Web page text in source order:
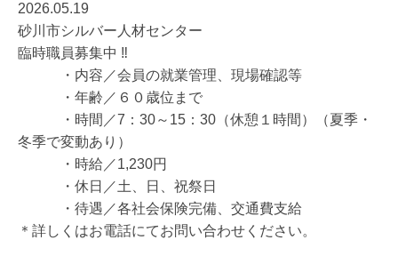
2026.05.19
砂川市シルバー人材センター
臨時職員募集中 ‼
・内容／会員の就業管理、現場確認等
・年齢／６０歳位まで
・時間／7：30～15：30（休憩１時間）（夏季・
冬季で変動あり）
・時給／1,230円
・休日／土、日、祝祭日
・待遇／各社会保険完備、交通費支給
＊詳しくはお電話にてお問い合わせください。